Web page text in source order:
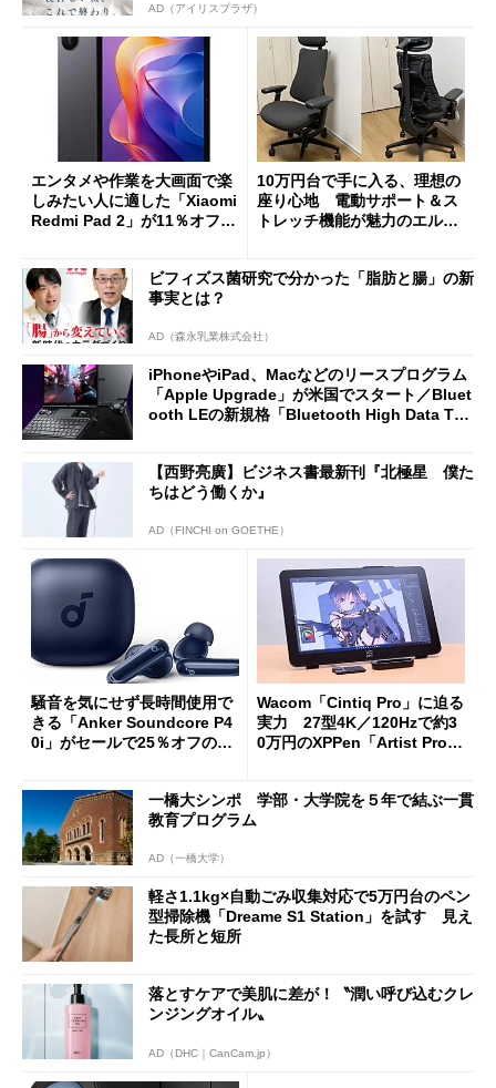
AD（アイリスプラザ）
エンタメや作業を大画面で楽
しみたい人に適した「Xiaomi
Redmi Pad 2」が11％オフの
10万円台で手に入る、理想の
座り心地 電動サポート＆ス
トレッチ機能が魅力のエルゴ
ビフィズス菌研究で分かった「脂肪と腸」の新
事実とは？
AD（森永乳業株式会社）
iPhoneやiPad、Macなどのリースプログラム
「Apple Upgrade」が米国でスタート／Bluet
ooth LEの新規格「Bluetooth High Data Thr
【西野亮廣】ビジネス書最新刊『北極星 僕た
ちはどう働くか』
AD（FINCHI on GOETHE）
騒音を気にせず長時間使用で
きる「Anker Soundcore P4
0i」がセールで25％オフの59
Wacom「Cintiq Pro」に迫る
実力 27型4K／120Hzで約3
0万円のXPPen「Artist Pro 2
一橋大シンポ 学部・大学院を５年で結ぶ一貫
教育プログラム
AD（一橋大学）
軽さ1.1kg×自動ごみ収集対応で5万円台のペン
型掃除機「Dreame S1 Station」を試す 見え
た長所と短所
落とすケアで美肌に差が！〝潤い呼び込むクレ
ンジングオイル〟
AD（DHC｜CanCam.jp）